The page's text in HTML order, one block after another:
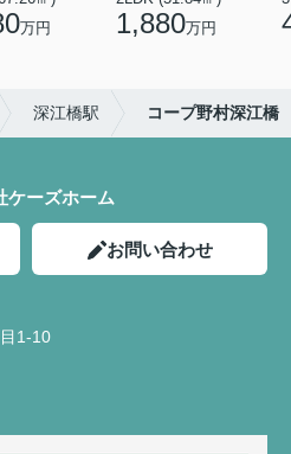
万円 1,880万円
深江橋駅 コープ野村深江橋
ケーズホーム
お問い合わせ
1-10